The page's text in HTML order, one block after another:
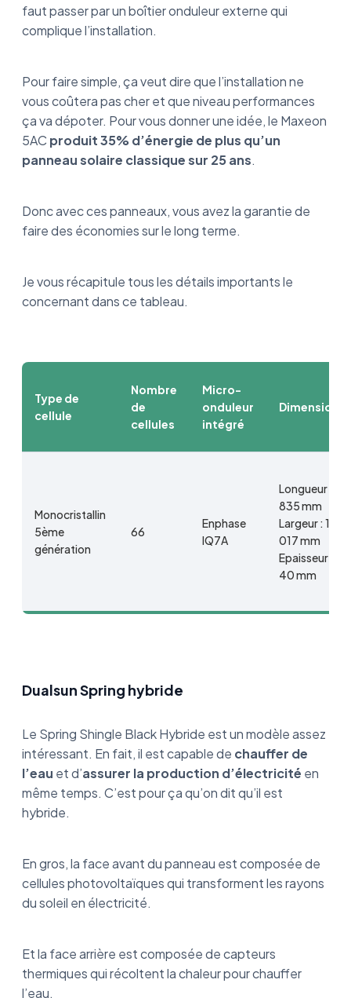
faut passer par un boîtier onduleur externe qui
complique l’installation.
Pour faire simple, ça veut dire que l’installation ne
vous coûtera pas cher et que niveau performances
ça va dépoter. Pour vous donner une idée, le Maxeon
5AC produit 35% d’énergie de plus qu’un
panneau solaire classique sur 25 ans.
Donc avec ces panneaux, vous avez la garantie de
faire des économies sur le long terme.
Je vous récapitule tous les détails importants le
concernant dans ce tableau.
Type de
cellule
Nombre
de
cellules
Micro-
onduleur
intégré
Dimension
Monocristallin
5ème
génération
66
Enphase
IQ7A
Longueur : 1
835 mm
Largeur : 1
017 mm
Epaisseur :
40 mm
Dualsun Spring hybride
Le Spring Shingle Black Hybride est un modèle assez
intéressant. En fait, il est capable de chauffer de
l’eau et d’assurer la production d’électricité en
même temps. C’est pour ça qu’on dit qu’il est
hybride.
En gros, la face avant du panneau est composée de
cellules photovoltaïques qui transforment les rayons
du soleil en électricité.
Et la face arrière est composée de capteurs
thermiques qui récoltent la chaleur pour chauffer
l’eau.